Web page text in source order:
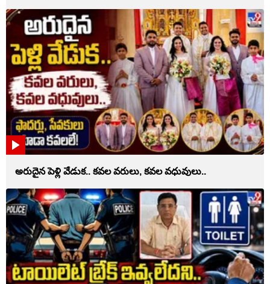
అరుదైన పెళ్లి వేడుక.. కవల వరులు, కవల వధువులు..